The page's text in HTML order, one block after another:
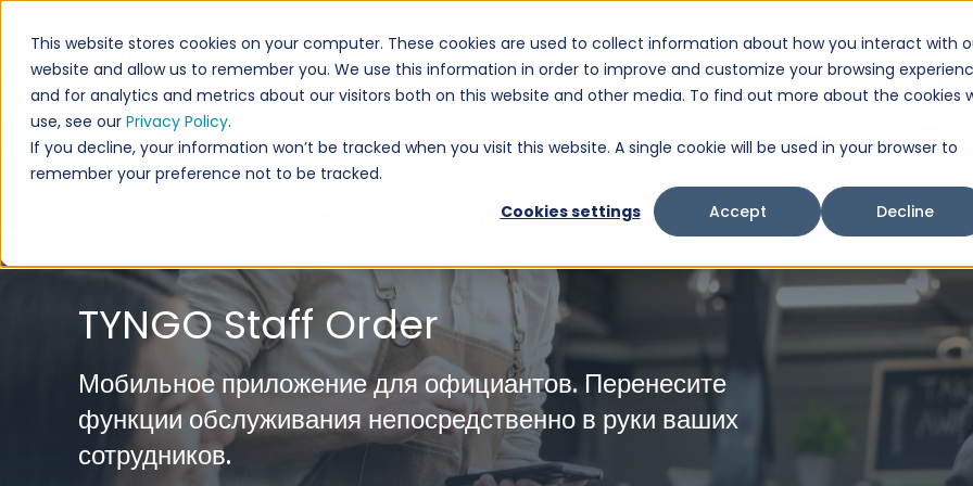
This website stores cookies on your computer. These cookies are used to collect information about how you interact with
website and allow us to remember you. We use this information in order to improve and customize your browsing
and for analytics and metrics about our visitors both on this website and other media. To find out more about the cookies
use, see our Privacy Policy.
If you decline, your information won’t be tracked when you visit this website. A single cookie will be used in your browser to
remember your preference not to be tracked.
Cookies settings
Accept Decline
Решения Продукты Услуги О нас Технические
Это поле поиска с прикрепленной функцией автоподстановки.
Результаты отсутствуют, так как поле поиска
TYNGO Staff Order
Мобильное приложение для официантов. Перенесите
функции обслуживания непосредственно в руки ваших
сотрудников.